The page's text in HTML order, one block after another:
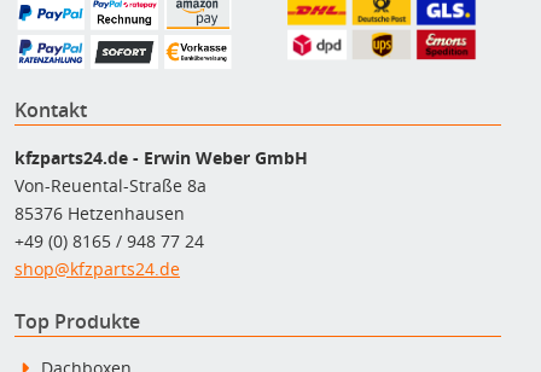
Kontakt
kfzparts24.de - Erwin Weber GmbH
Von-Reuental-Straße 8a
85376 Hetzenhausen
+49 (0) 8165 / 948 77 24
shop@kfzparts24.de
Top Produkte
Dachboxen